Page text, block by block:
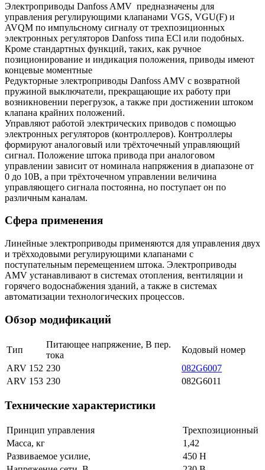
Электроприводы Danfoss AMV предназначены для
управления регулирующими клапанами VGS, VGU(F) и
AVQM по импульсному сигналу от трехпозиционных
электронных регуляторов Danfoss типа ECl или подобных.
Кроме стандартных функций, таких, как ручное
позиционирование и индикация положения, приводы имеют
концевые моментные
Редукторные электроприводы Danfoss AMV с возвратной
пружиной выключатели, прекращающие их работу при
возникновении перегрузок, а также при достижении штоком
клапана крайних положений.
Управляют работой электрических приводов с помощью
электронных регуляторов (контроллеров). Контроллеры
формируют аналоговый или трёхточечный управляющий
сигнал. Положение штока привода при аналоговом
управлении зависит от номинала напряжения в диапазоне от
0 до 10В, а при трёхточечном управлении величина
управляющего сигнала постоянна, но поступает он по
различным каналам.
Сфера применения
Линейные электроприводы применяются для управления двух
и трёхходовыми регулирующими клапанами с
поступательным перемещением штока. Электроприводы
AMV устанавливают в системах отопления, вентиляции и
горячего водоснабжения зданий, а также в системах
автоматизации технологических процессов.
Обзор модификаций
Тип
Питающее напряжение, В пер.
тока
Кодовый номер
ARV 152 230
082G6007
ARV 153 230 082G6011
Технические характеристики
Принцип управления
Трехпозиционный
Масса, кг
1,42
Развиваемое усилие,
450 Н